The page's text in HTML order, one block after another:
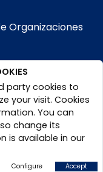
Organizaciones
party cookies to
your visit. Cookies
You can
change its
is available in our
Configure Accept